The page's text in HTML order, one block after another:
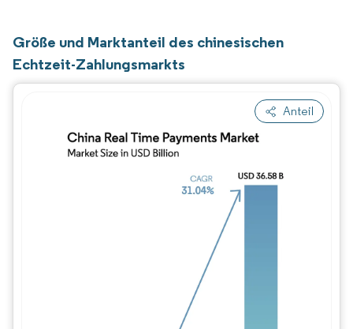
Größe und Marktanteil des chinesischen
Echtzeit-Zahlungsmarkts
Anteil
Bild © Mordor Intelligence.